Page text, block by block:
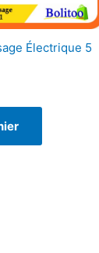
Électrique 5